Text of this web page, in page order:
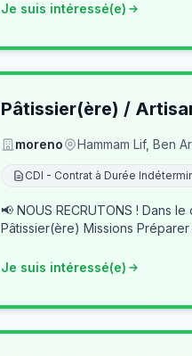
Je suis intéressé(e)
Pâtissier(ère) /
moreno Hammam Lif, Ben
CDI - Contrat à Durée
📢 NOUS RECRUTONS ! Dans le cadre du développement de notre activité, nous recherchons des professionnels passionnés pour rejoindre notre équipe. 👨‍🍳
Pâtissier(ère) Missions
Je suis intéressé(e)